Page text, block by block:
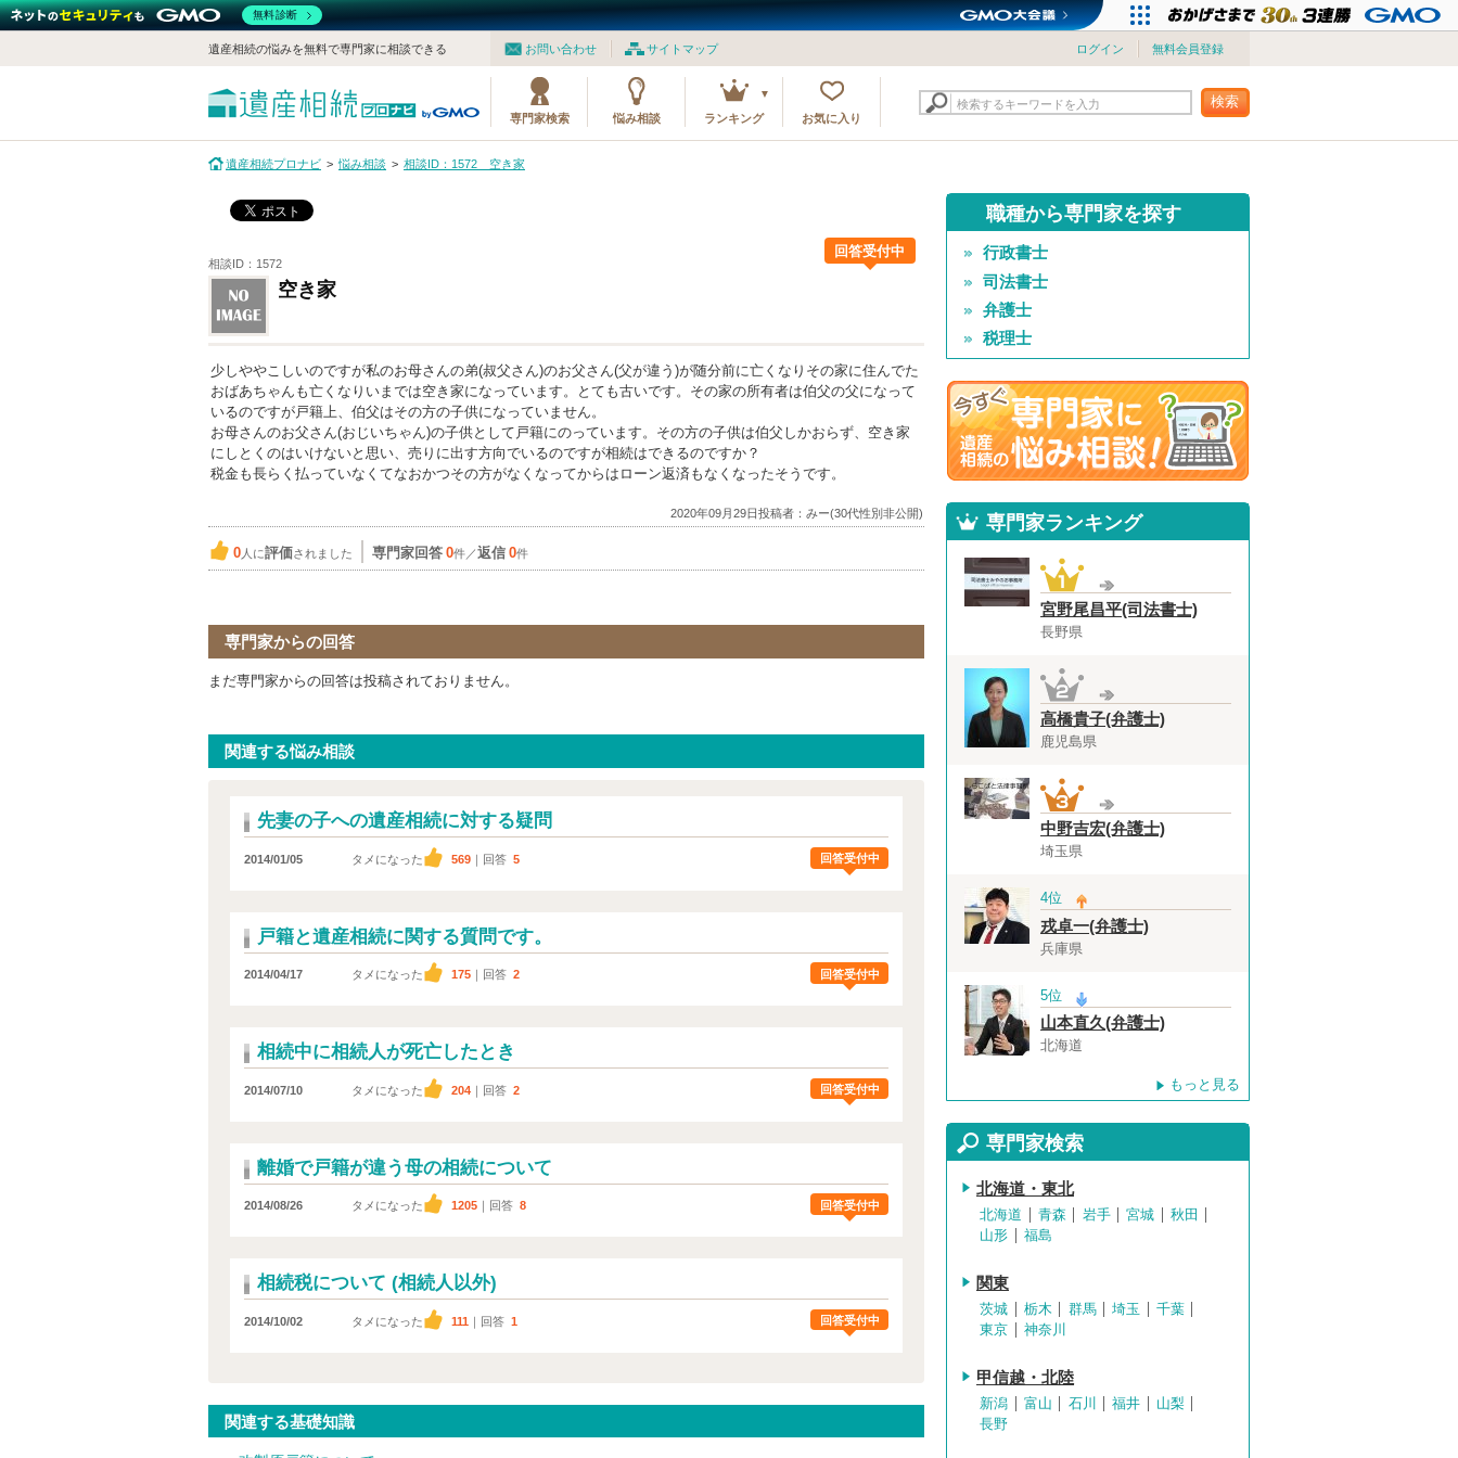
お問い合わせ サイトマップ ログイン 無料会員登録
遺産相続の悩みを無料で専門家に相談できる
専門家検索 悩み相談 ランキング お気に入り
検索するキーワードを入力 検索
遺産相続プロナビ 悩み相談 相談ID：1572 空き家
相談ID：1572
回答受付中
空き家
少しややこしいのですが私のお母さんの弟(叔父さん)のお父さん(父が違う)が随分前に亡くなりその家に住んでた
おばあちゃんも亡くなりいまでは空き家になっています。とても古いです。その家の所有者は伯父の父になって
いるのですが戸籍上、伯父はその方の子供になっていません。
お母さんのお父さん(おじいちゃん)の子供として戸籍にのっています。その方の子供は伯父しかおらず、空き家
にしとくのはいけないと思い、売りに出す方向でいるのですが相続はできるのですか？
税金も長らく払っていなくてなおかつその方がなくなってからはローン返済もなくなったそうです。
2020年09月29日投稿者：みー(30代性別非公開)
0 人に評価されました 専門家回答 0件／返信 0件
専門家からの回答
まだ専門家からの回答は投稿されておりません。
関連する悩み相談
先妻の子への遺産相続に対する疑問
2014/01/05 タメになった 569 ｜回答 5 回答受付中
戸籍と遺産相続に関する質問です。
2014/04/17 タメになった 175 ｜回答 2 回答受付中
相続中に相続人が死亡したとき
2014/07/10 タメになった 204 ｜回答 2 回答受付中
離婚で戸籍が違う母の相続について
2014/08/26 タメになった 1205 ｜回答 8 回答受付中
相続税について (相続人以外)
2014/10/02 タメになった 111 ｜回答 1 回答受付中
関連する基礎知識
職種から専門家を探す
行政書士
司法書士
弁護士
税理士
専門家ランキング
宮野尾昌平(司法書士)
長野県
高橋貴子(弁護士)
鹿児島県
中野吉宏(弁護士)
埼玉県
4位
戎卓一(弁護士)
兵庫県
5位
山本直久(弁護士)
北海道
もっと見る
専門家検索
北海道・東北
北海道 青森 岩手 宮城
秋田
山形
福島
関東
茨城 栃木 群馬 埼玉
千葉
東京
神奈川
甲信越・北陸
新潟 富山 石川 福井
山梨
長野
無料診断